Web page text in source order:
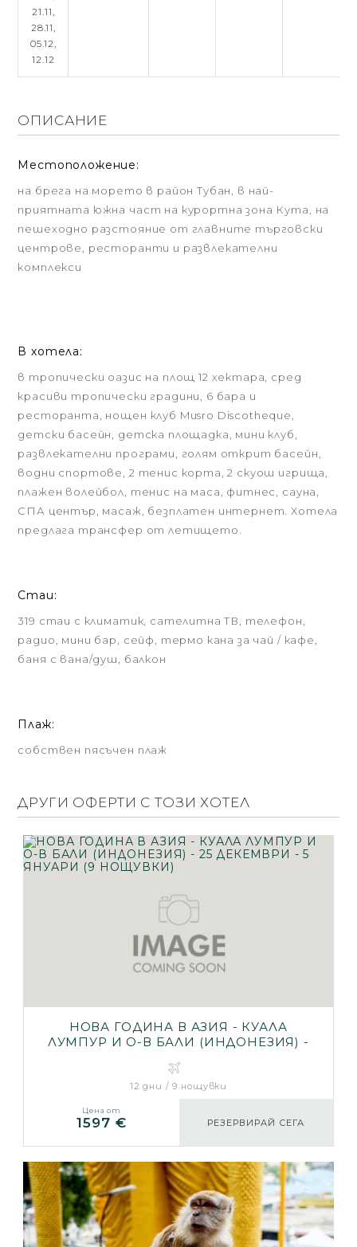
21.11,
28.11,
05.12,
12.12
ОПИСАНИЕ
Местоположение:
на брега на морето в район Тубан, в най-
приятната южна част на курортна зона Кута, на
пешеходно разстояние от главните търговски
центрове, ресторанти и развлекателни
комплекси
В хотела:
в тропически оазис на площ 12 хектара, сред
красиви тропически градини, 6 бара и
ресторанта, нощен клуб Musro Discotheque,
детски басейн, детска площадка, мини клуб,
развлекателни програми, голям открит басейн,
водни спортове, 2 тенис корта, 2 скуош игрища,
плажен волейбол, тенис на маса, фитнес, сауна,
СПА център, масаж, безплатен интернет. Хотела
предлага трансфер от летището.
Стаи:
319 стаи с климатик, сателитна ТВ, телефон,
радио, мини бар, сейф, термо кана за чай / кафе,
баня с вана/душ, балкон
Плаж:
собствен пясъчен плаж
ДРУГИ ОФЕРТИ С ТОЗИ ХОТЕЛ
НОВА ГОДИНА В АЗИЯ - КУАЛА
ЛУМПУР И О-В БАЛИ (ИНДОНЕЗИЯ) -
НОЩУВКИ)
12 дни / 9 нощувки
Цена от
1597 € РЕЗЕРВИРАЙ СЕГА